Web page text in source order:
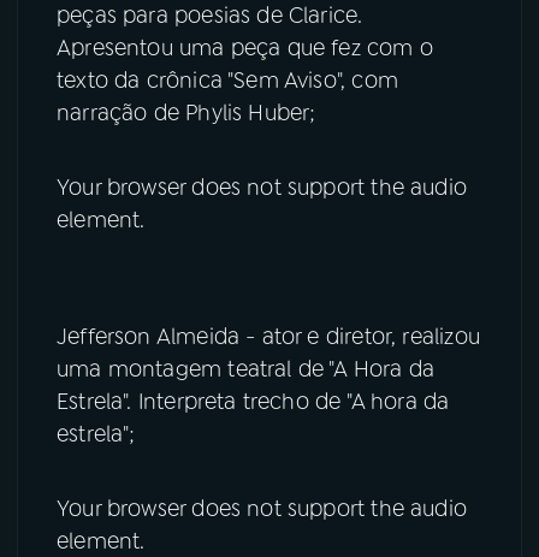
peças para poesias de Clarice.
Apresentou uma peça que fez com o
texto da crônica "Sem Aviso", com
narração de Phylis Huber;
Your browser does not support the audio
element.
Jefferson Almeida - ator e diretor, realizou
uma montagem teatral de "A Hora da
Estrela". Interpreta trecho de "A hora da
estrela";
Your browser does not support the audio
element.